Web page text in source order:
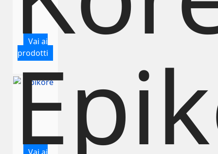
Vai ai
prodotti